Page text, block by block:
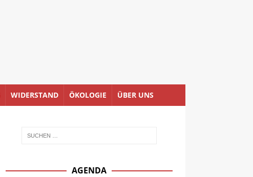
WIDERSTAND ÖKOLOGIE ÜBER UNS
AGENDA